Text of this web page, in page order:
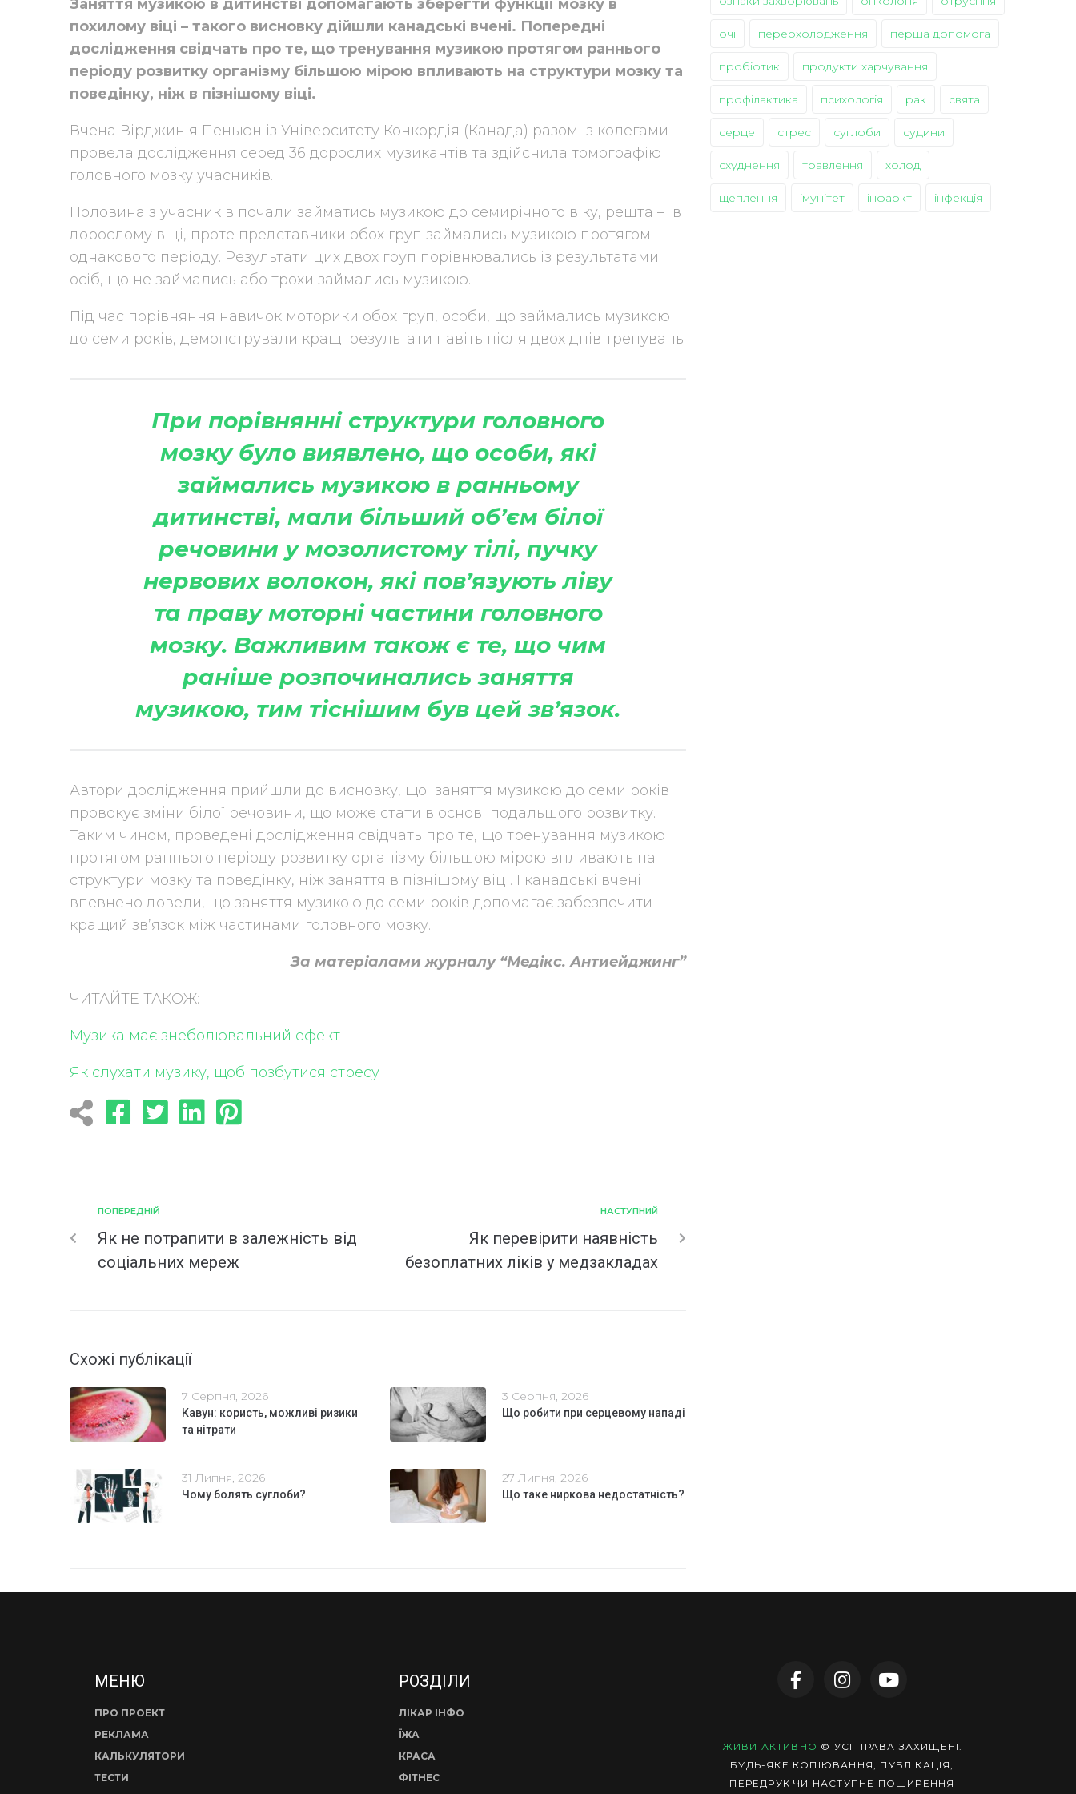
Заняття музикою в дитинстві допомагають зберегти функції мозку в
похилому віці – такого висновку дійшли канадські вчені. Попередні
дослідження свідчать про те, що тренування музикою протягом раннього
періоду розвитку організму більшою мірою впливають на структури мозку та
поведінку, ніж в пізнішому віці.
Вчена Вірджинія Пеньюн із Університету Конкордія (Канада) разом із колегами
провела дослідження серед 36 дорослих музикантів та здійснила томографію
головного мозку учасників.
Половина з учасників почали займатись музикою до семирічного віку, решта – в
дорослому віці, проте представники обох груп займались музикою протягом
однакового періоду. Результати цих двох груп порівнювались із результатами
осіб, що не займались або трохи займались музикою.
Під час порівняння навичок моторики обох груп, особи, що займались музикою
до семи років, демонстрували кращі результати навіть після двох днів тренувань.
При порівнянні структури головного
мозку було виявлено, що особи, які
займались музикою в ранньому
дитинстві, мали більший об’єм білої
речовини у мозолистому тілі, пучку
нервових волокон, які пов’язують ліву
та праву моторні частини головного
мозку. Важливим також є те, що чим
раніше розпочинались заняття
музикою, тим тіснішим був цей зв’язок.
Автори дослідження прийшли до висновку, що заняття музикою до семи років
провокує зміни білої речовини, що може стати в основі подальшого розвитку.
Таким чином, проведені дослідження свідчать про те, що тренування музикою
протягом раннього періоду розвитку організму більшою мірою впливають на
структури мозку та поведінку, ніж заняття в пізнішому віці. І канадські вчені
впевнено довели, що заняття музикою до семи років допомагає забезпечити
кращий зв’язок між частинами головного мозку.
За матеріалами журналу “Медікс. Антиейджинг”
ЧИТАЙТЕ ТАКОЖ:
Музика має знеболювальний ефект
Як слухати музику, щоб позбутися стресу
ПОПЕРЕДНІЙ
Як не потрапити в залежність від
соціальних мереж
НАСТУПНИЙ
Як перевірити наявність
безоплатних ліків у медзакладах
Схожі публікації
7 Серпня, 2026
Кавун: користь, можливі ризики
та нітрати
3 Серпня, 2026
Що робити при серцевому нападі
31 Липня, 2026
Чому болять суглоби?
27 Липня, 2026
Що таке ниркова недостатність?
очі переохолодження перша допомога
пробіотик продукти харчування
профілактика психологія рак свята
серце стрес суглоби судини
схуднення травлення холод
щеплення імунітет інфаркт інфекція
МЕНЮ
ПРО ПРОЕКТ
РЕКЛАМА
КАЛЬКУЛЯТОРИ
ТЕСТИ
РОЗДІЛИ
ЛІКАР ІНФО
ЇЖА
КРАСА
ФІТНЕС
ЖИВИ АКТИВНО © УСІ ПРАВА ЗАХИЩЕНІ.
БУДЬ-ЯКЕ КОПІЮВАННЯ, ПУБЛІКАЦІЯ,
ПЕРЕДРУК ЧИ НАСТУПНЕ ПОШИРЕННЯ